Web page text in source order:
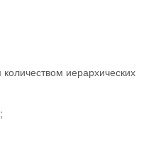
иерархических